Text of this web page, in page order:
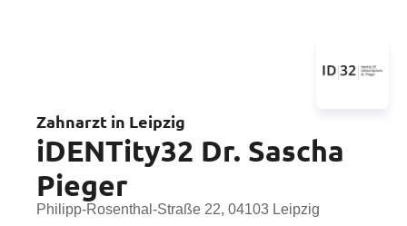
Zahnarzt in Leipzig
iDENTity32 Dr. Sascha
Pieger
Philipp-Rosenthal-Straße 22, 04103 Leipzig